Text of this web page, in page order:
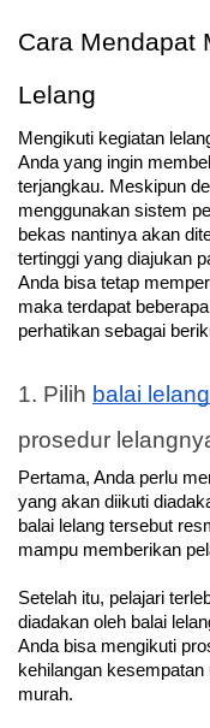
Cara Mendapat
Lelang
Mengikuti kegiatan
Anda yang ingin
terjangkau. Meskipun
menggunakan sistem
bekas nantinya akan
tertinggi yang diajukan
Anda bisa tetap
maka terdapat beberapa
perhatikan sebagai
1. Pilih balai
prosedur
Pertama, Anda perlu
yang akan diikuti
balai lelang tersebut
mampu memberikan
Setelah itu, pelajari
diadakan oleh balai
Anda bisa mengikuti
kehilangan
murah.